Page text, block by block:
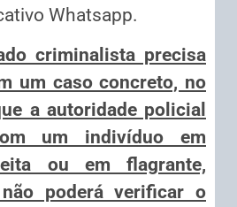
Whatsapp.
criminalista precisa
um caso concreto, no
a autoridade policial
um indivíduo em
ou em flagrante,
poderá verificar o